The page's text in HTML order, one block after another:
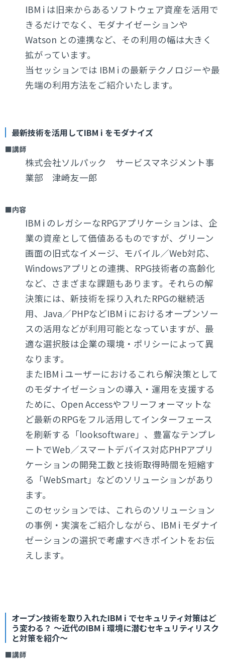
IBM i は旧来からあるソフトウェア資産を活用で
きるだけでなく、モダナイゼーションや
Watson との連携など、その利用の幅は大きく
拡がっています。
当セッションでは IBM i の最新テクノロジーや最
先端の利用方法をご紹介いたします。
最新技術を活用してIBM i をモダナイズ
■講師
株式会社ソルパック サービスマネジメント事
業部 津崎友一郎
■内容
IBM i のレガシーなRPGアプリケーションは、企
業の資産として価値あるものですが、グリーン
画面の旧式なイメージ、モバイル／Web対応、
Windowsアプリとの連携、RPG技術者の高齢化
など、さまざまな課題もあります。それらの解
決策には、新技術を採り入れたRPGの継続活
用、Java／PHPなどIBM i におけるオープンソー
スの活用などが利用可能となっていますが、最
適な選択肢は企業の環境・ポリシーによって異
なります。
またIBM i ユーザーにおけるこれら解決策として
のモダナイゼーションの導入・運用を支援する
ために、Open Accessやフリーフォーマットな
ど最新のRPGをフル活用してインターフェース
を刷新する「looksoftware」、豊富なテンプレ
ートでWeb／スマートデバイス対応PHPアプリ
ケーションの開発工数と技術取得時間を短縮す
る「WebSmart」などのソリューションがあり
ます。
このセッションでは、これらのソリューション
の事例・実演をご紹介しながら、IBM i モダナイ
ゼーションの選択で考慮すべきポイントをお伝
えします。
オープン技術を取り入れたIBM i でセキュリティ対策はど
う変わる？ ～近代のIBM i 環境に潜むセキュリティリスク
と対策を紹介～
■講師